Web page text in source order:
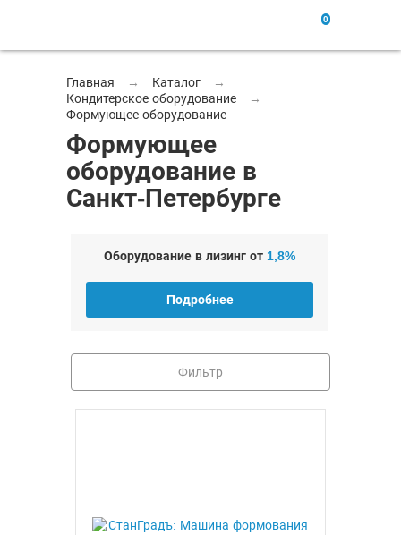
0
Главная → Каталог
→
Кондитерское оборудование
→
Формующее оборудование
Формующее
оборудование в
Санкт-Петербурге
Оборудование в лизинг от 1,8%
Подробнее
Фильтр